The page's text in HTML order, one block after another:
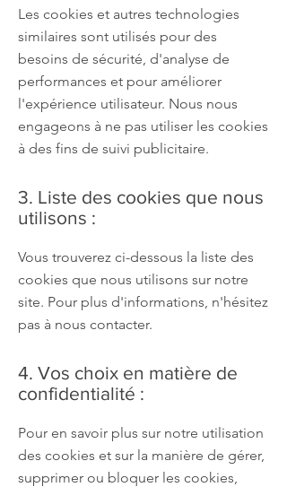
Les cookies et autres technologies
similaires sont utilisés pour des
besoins de sécurité, d'analyse de
performances et pour améliorer
l'expérience utilisateur. Nous nous
engageons à ne pas utiliser les cookies
à des fins de suivi publicitaire.
3. Liste des cookies que nous
utilisons :
Vous trouverez ci-dessous la liste des
cookies que nous utilisons sur notre
site. Pour plus d'informations, n'hésitez
pas à nous contacter.
4. Vos choix en matière de
confidentialité :
Pour en savoir plus sur notre utilisation
des cookies et sur la manière de gérer,
supprimer ou bloquer les cookies,